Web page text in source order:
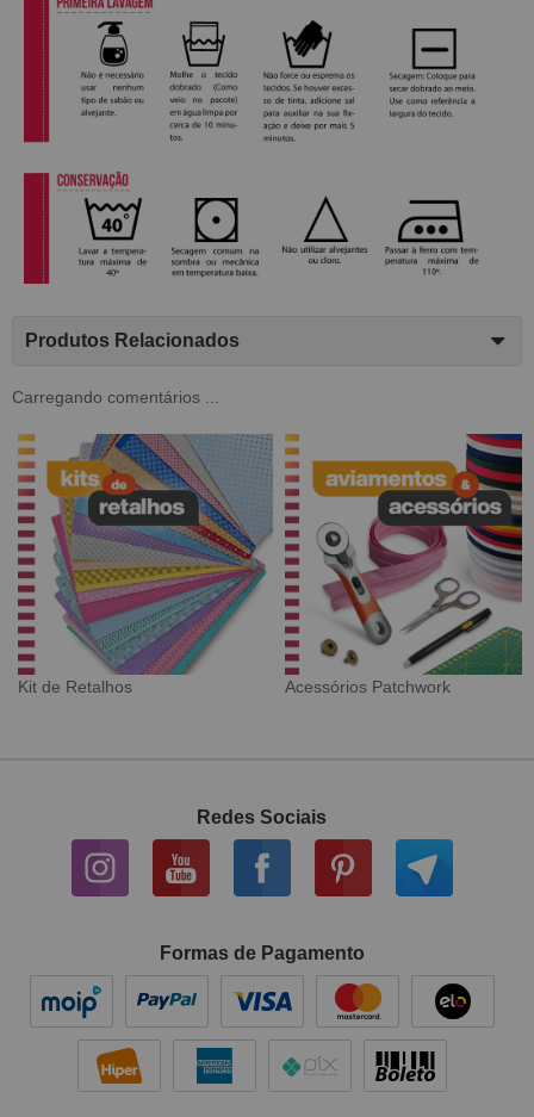
Produtos Relacionados
Carregando comentários ...
Tecido Digital Sarja Impermeável
Redes Sociais
Formas de Pagamento